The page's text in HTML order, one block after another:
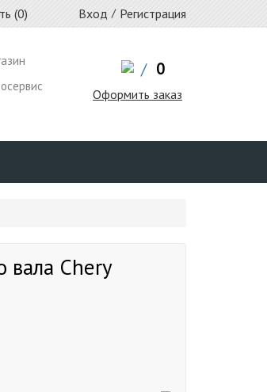
(0) Вход / Регистрация
/ 0
Оформить заказ
вала Chery